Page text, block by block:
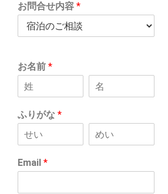
お問合せ内容 *
お名前 *
ふりがな *
Email *